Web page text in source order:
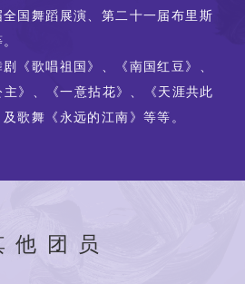
国舞蹈展演、第二十一届布里斯
《歌唱祖国》、《南国红豆》、
》、《一意拈花》、《天涯共此
歌舞《永远的江南》等等。
他团员